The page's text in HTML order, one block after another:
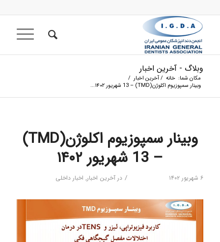
وبلاگ - آخرین اخبار
مکان شما: خانه / آخرین اخبار /
وبینار سمپوزیوم اکلوژن(TMD) – 13 شهریور ۱۴۰۲...
وبینار سمپوزیوم اکلوژن(TMD)
– 13 شهریور ۱۴۰۲
۶ شهریور ۱۴۰۲ / در آخرین اخبار, اخبار داخلی